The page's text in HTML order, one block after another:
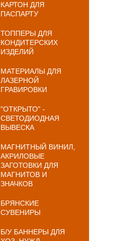
КАРТОН ДЛЯ
ПАСПАРТУ
ТОППЕРЫ ДЛЯ
КОНДИТЕРСКИХ
ИЗДЕЛИЙ
МАТЕРИАЛЫ ДЛЯ
ЛАЗЕРНОЙ
ГРАВИРОВКИ
"ОТКРЫТО" -
СВЕТОДИОДНАЯ
ВЫВЕСКА
МАГНИТНЫЙ ВИНИЛ,
АКРИЛОВЫЕ
ЗАГОТОВКИ ДЛЯ
МАГНИТОВ И
ЗНАЧКОВ
БРЯНСКИЕ
СУВЕНИРЫ
Б/У БАННЕРЫ ДЛЯ